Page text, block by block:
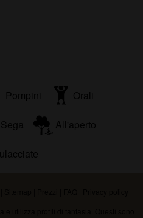
Pompini Orali
Sega All'aperto